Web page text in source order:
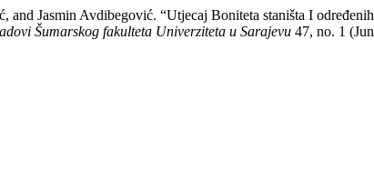
and Jasmin Avdibegović. “Utjecaj Boniteta staništa I
Šumarskog fakulteta Univerziteta u Sarajevu 47, no. 1